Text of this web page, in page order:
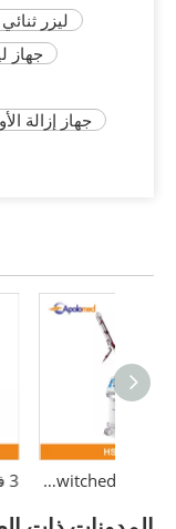
ليزر
جهاز ليزر
جهاز إزالة